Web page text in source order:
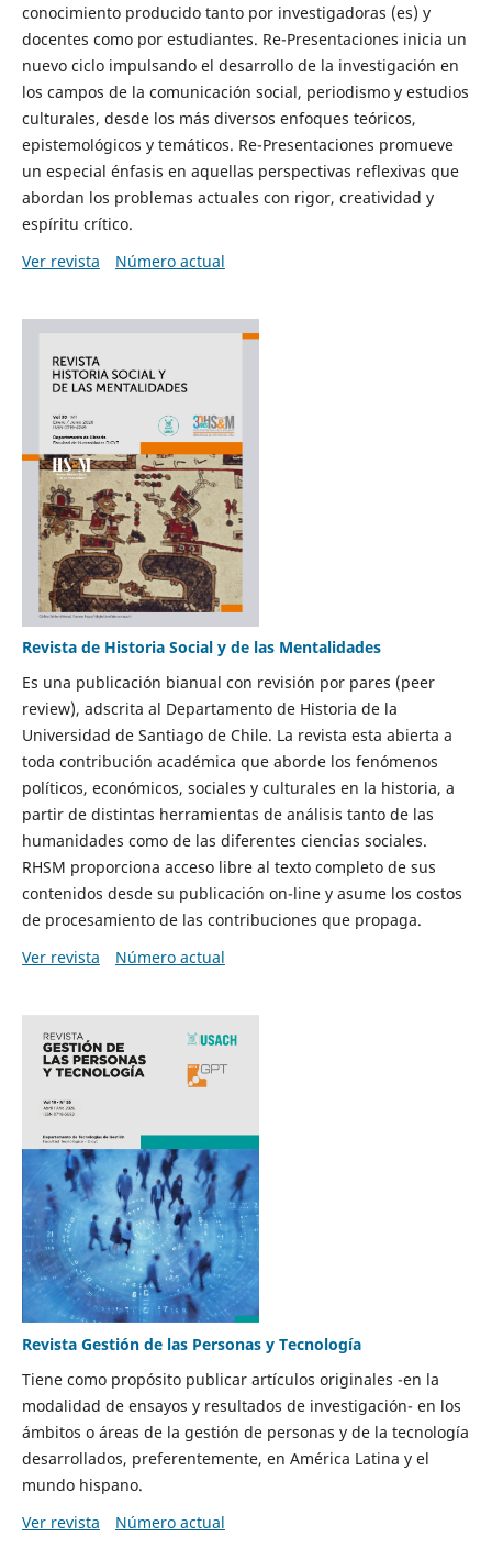
conocimiento producido tanto por investigadoras (es) y
docentes como por estudiantes. Re-Presentaciones inicia un
nuevo ciclo impulsando el desarrollo de la investigación en
los campos de la comunicación social, periodismo y estudios
culturales, desde los más diversos enfoques teóricos,
epistemológicos y temáticos. Re-Presentaciones promueve
un especial énfasis en aquellas perspectivas reflexivas que
abordan los problemas actuales con rigor, creatividad y
espíritu crítico.
Ver revista
Número actual
Revista de Historia Social y de las Mentalidades
Es una publicación bianual con revisión por pares (peer
review), adscrita al Departamento de Historia de la
Universidad de Santiago de Chile. La revista esta abierta a
toda contribución académica que aborde los fenómenos
políticos, económicos, sociales y culturales en la historia, a
partir de distintas herramientas de análisis tanto de las
humanidades como de las diferentes ciencias sociales.
RHSM proporciona acceso libre al texto completo de sus
contenidos desde su publicación on-line y asume los costos
de procesamiento de las contribuciones que propaga.
Ver revista
Número actual
Revista Gestión de las Personas y Tecnología
Tiene como propósito publicar artículos originales -en la
modalidad de ensayos y resultados de investigación- en los
ámbitos o áreas de la gestión de personas y de la tecnología
desarrollados, preferentemente, en América Latina y el
mundo hispano.
Ver revista
Número actual